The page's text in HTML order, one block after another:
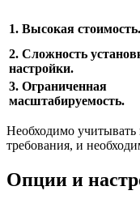
1. Высокая стоимость.
2. Сложность
настройки.
3. Ограниченная
масштабируемость.
Необходимо
требования, и
Опции и